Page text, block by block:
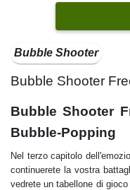
Bubble Shooter
Bubble Shooter
Bubble Shooter
Bubble-Popping
Nel terzo capitolo
continuerete la vostra
vedrete un tabellone di